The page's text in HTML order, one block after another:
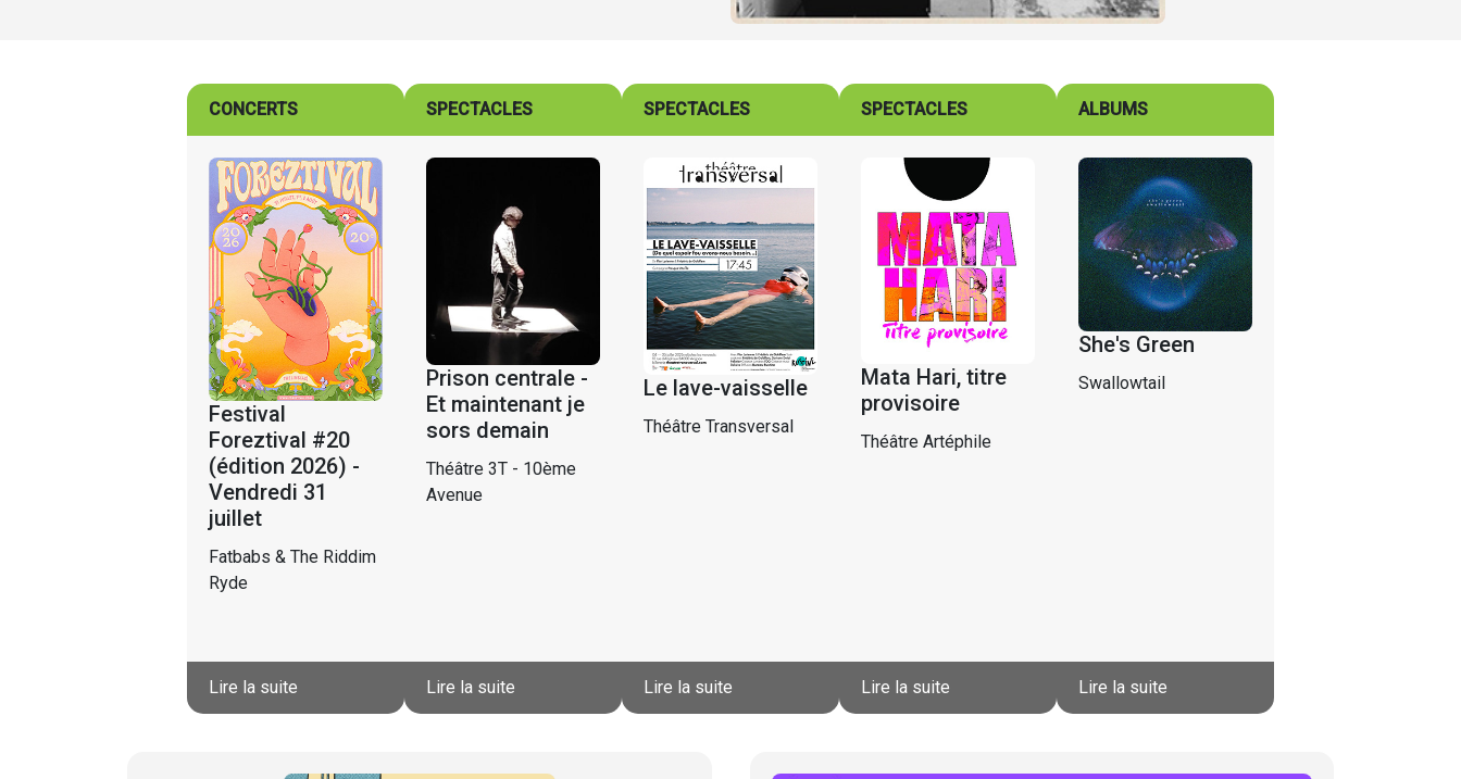
CONCERTS
Festival
Foreztival #20
(édition 2026) -
Vendredi 31
juillet
Fatbabs & The Riddim
Ryde
Lire la suite
SPECTACLES
Prison centrale -
Et maintenant je
sors demain
Théâtre 3T - 10ème
Avenue
Lire la suite
SPECTACLES
Le lave-vaisselle
Théâtre Transversal
Lire la suite
SPECTACLES
Mata Hari, titre
provisoire
Théâtre Artéphile
Lire la suite
ALBUMS
She's Green
Swallowtail
Lire la suite